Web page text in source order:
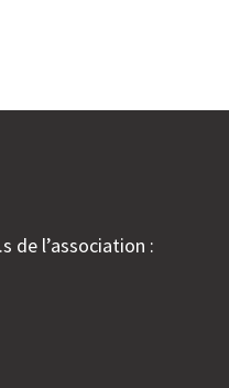
de l’association :